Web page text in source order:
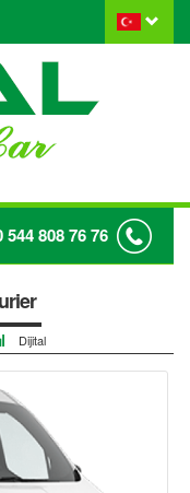
544 808 76 76
Dijital